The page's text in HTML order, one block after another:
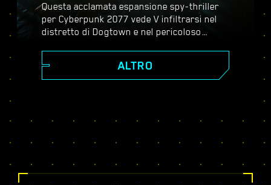
Questa acclamata espansione spy-thriller
per Cyberpunk 2077 vede V infiltrarsi nel
distretto di Dogtown e nel pericoloso
di colpi di scena, evoluzioni inaspettate e
decisioni critiche; potenziati con l'albero
emozionanti incarichi e molto altro!
ALTRO